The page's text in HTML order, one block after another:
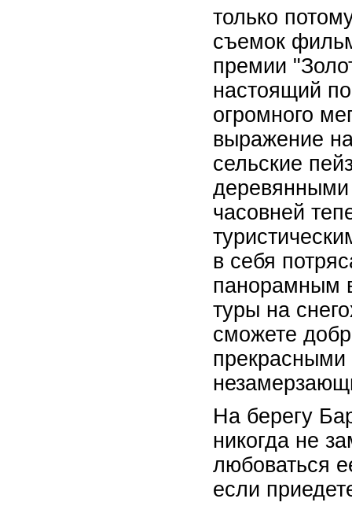
только
съемок
премии
настоящий
огромного
выражение
сельские
часовней
в себя
панорамным
туры на
сможете
На берегу
никогда не
любоваться
если